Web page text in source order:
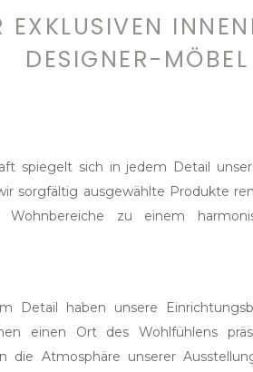
DESIGNER-MÖBEL
spiegelt sich in jedem Detail
sorgfältig ausgewählte Produkte
Wohnbereiche zu einem
Detail haben unsere
einen Ort des Wohlfühlens
die Atmosphäre unserer